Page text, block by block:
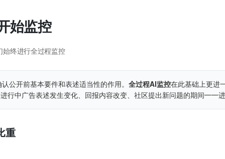
始监控
始终进行全过程监控
公开前基本要件和表述适当性的作用。 全过程AI监控在此基础上更进
行中广告表述发生变化、回报内容改变、社区提出新问题的期间——
重